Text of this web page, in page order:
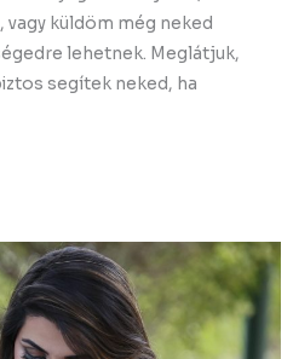
küldöm még neked
lehetnek. Meglátjuk,
segítek neked, ha